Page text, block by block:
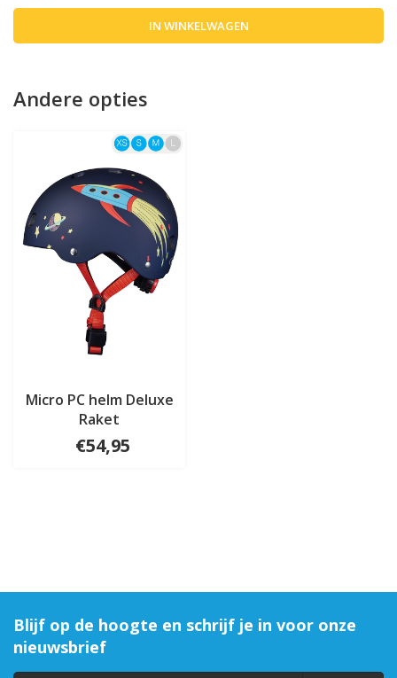
IN WINKELWAGEN
Andere opties
Micro PC helm Deluxe
Raket
€54,95
Blijf op de hoogte en schrijf je in voor onze
nieuwsbrief